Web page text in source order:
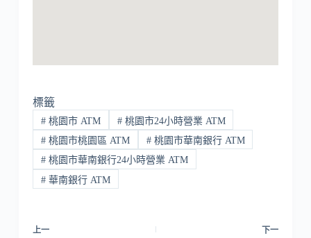
標籤
#桃園市 ATM #桃園市24小時營業 ATM
#桃園市桃園區 ATM #桃園市華南銀行 ATM
#桃園市華南銀行24小時營業 ATM
#華南銀行 ATM
上一 下一